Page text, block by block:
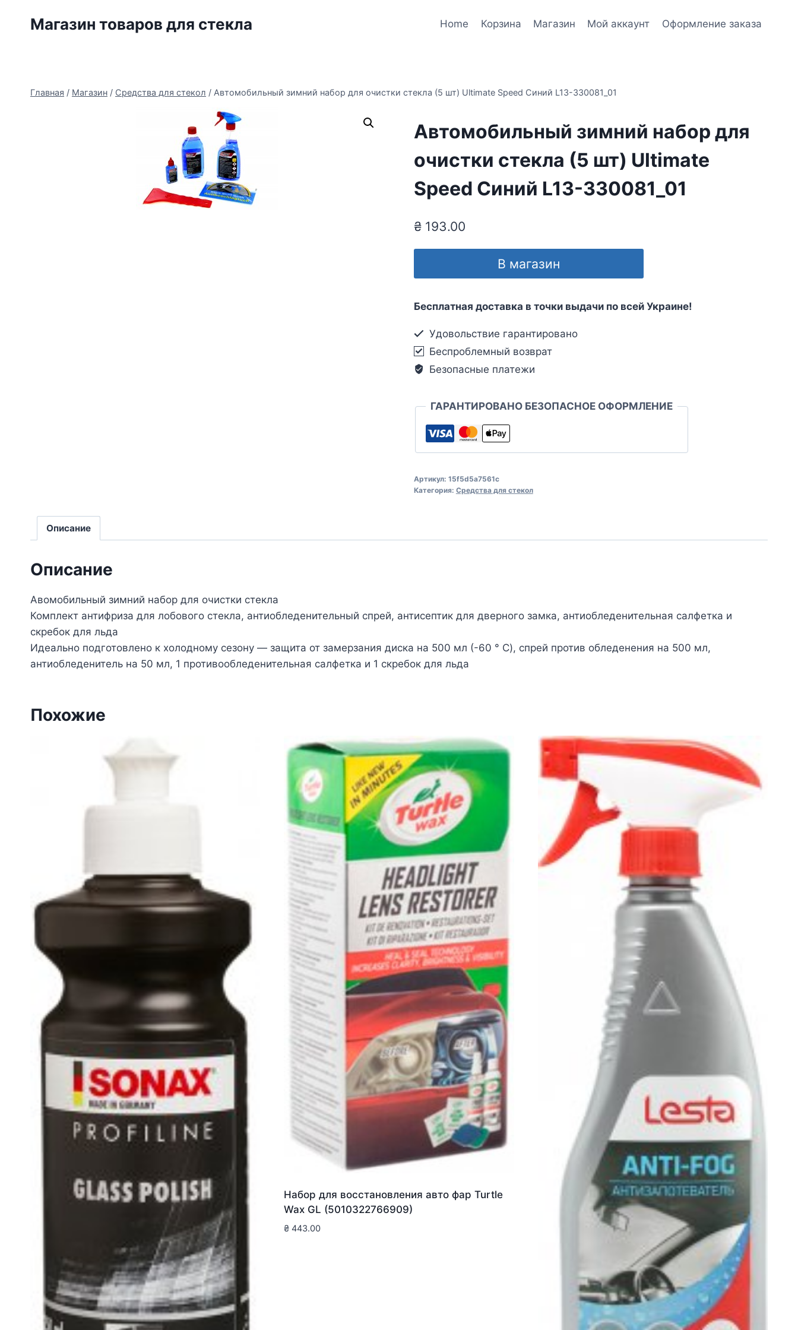
Магазин товаров для стекла Home Корзина Магазин Мой аккаунт Оформление заказа
Главная / Магазин / Средства для стекол / Автомобильный зимний набор для очистки стекла (5 шт) Ultimate Speed Синий L13-330081_01
Автомобильный зимний набор для
очистки стекла (5 шт) Ultimate
Speed Синий L13-330081_01
₴193.00
В магазин
Бесплатная доставка в точки выдачи по всей Украине!
Удовольствие гарантировано
Беспроблемный возврат
Безопасные платежи
ГАРАНТИРОВАНО БЕЗОПАСНОЕ ОФОРМЛЕНИЕ
Артикул: 15f5d5a7561c
Категория: Средства для стекол
Описание
Описание
Авомобильный зимний набор для очистки стекла
Комплект антифриза для лобового стекла, антиобледенительный спрей, антисептик для дверного замка, антиобледенительная салфетка и
скребок для льда
Идеально подготовлено к холодному сезону — защита от замерзания диска на 500 мл (-60 ° C), спрей против обледенения на 500 мл,
антиобледенитель на 50 мл, 1 противообледенительная салфетка и 1 скребок для льда
Похожие
Набор для восстановления авто фар Turtle
Wax GL (5010322766909)
₴ 443.00